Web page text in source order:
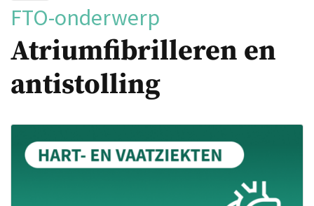
FTO-onderwerp
Atriumfibrilleren en
antistolling